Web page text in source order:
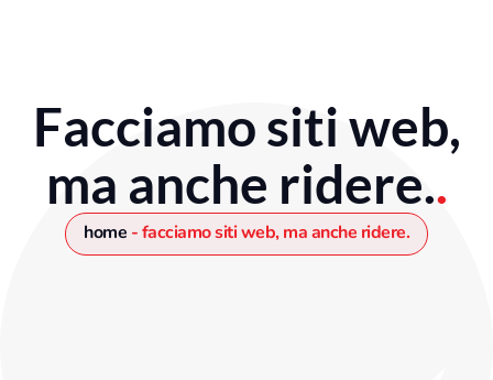
Facciamo siti web,
ma anche ridere..
home -facciamo siti web, ma anche ridere.